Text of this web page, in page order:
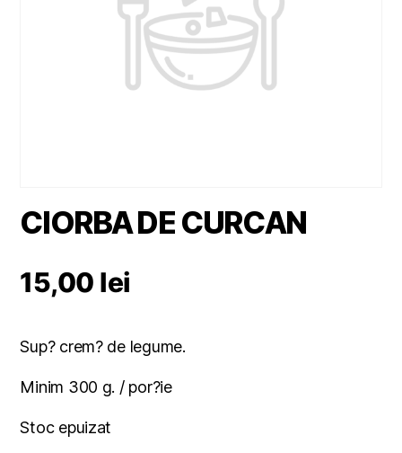
CIORBA DE CURCAN
15,00 lei
Sup? crem? de legume.
Minim 300 g. / por?ie
Stoc epuizat